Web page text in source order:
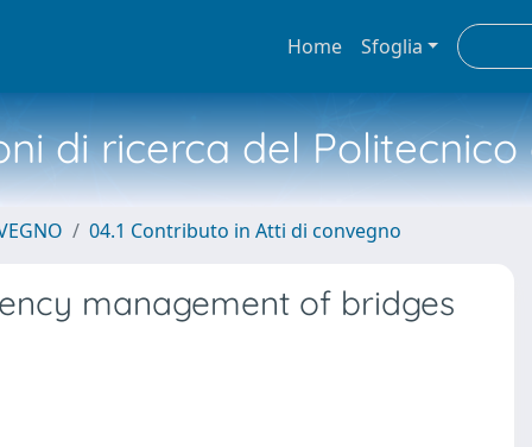
Home Sfoglia
di ricerca del Politecnico
04.1 Contributo in Atti di convegno
management of bridges